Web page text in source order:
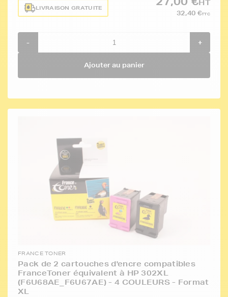
LIVRAISON GRATUITE
HT
32,40 €TTC
- +
Ajouter au panier
FRANCE TONER
Pack de 2 cartouches d'encre compatibles
FranceToner équivalent à HP 302XL
(F6U68AE_F6U67AE) - 4 COULEURS - Format
XL